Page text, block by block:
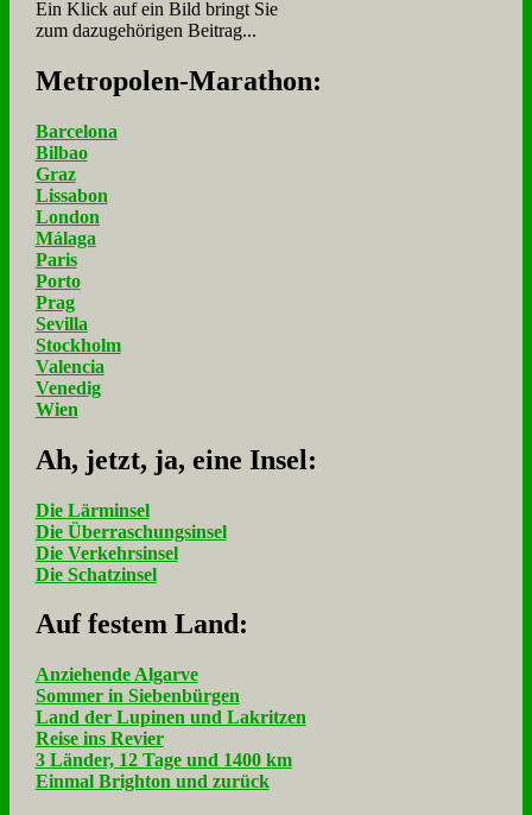
Ein Klick auf ein Bild bringt Sie
zum dazugehörigen Beitrag...
Me­tro­po­len-Ma­ra­thon:
Barcelona
Bilbao
Graz
Lissabon
London
Málaga
Paris
Porto
Prag
Sevilla
Stockholm
Valencia
Venedig
Wien
Ah, jetzt, ja, ei­ne In­sel:
Die Lärminsel
Die Überraschungsinsel
Die Verkehrsinsel
Die Schatzinsel
Auf fe­stem Land:
Anziehende Algarve
Sommer in Siebenbürgen
Land der Lupinen und Lakritzen
Reise ins Revier
3 Länder, 12 Tage und 1400 km
Einmal Brighton und zurück